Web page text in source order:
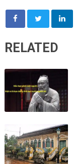
RELATED